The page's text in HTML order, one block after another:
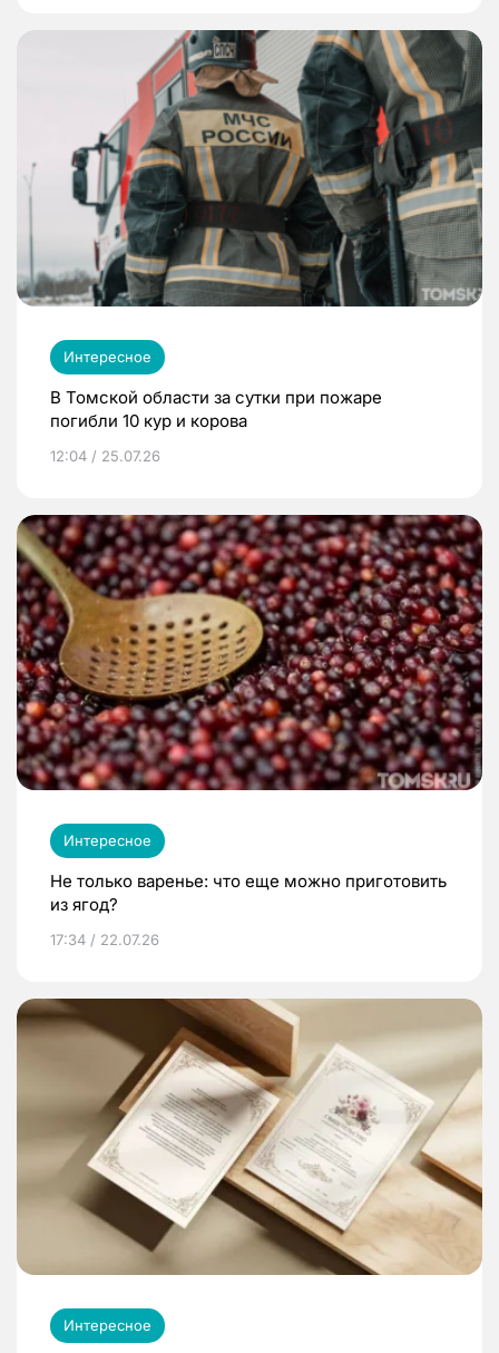
Интересное
В Томской области за сутки при пожаре
погибли 10 кур и корова
12:04 / 25.07.26
Интересное
Не только варенье: что еще можно приготовить
из ягод?
17:34 / 22.07.26
Интересное